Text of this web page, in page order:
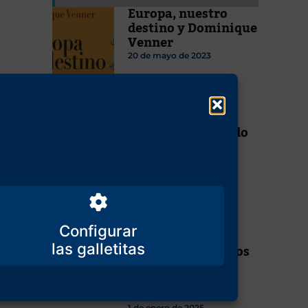
Configurar
Europa, nuestro
destino y Dominique
Venner
20 de mayo de 2023
Ya ha llegado, ya
está aquí el partido
Con Milei se
disparan en
Argentina todos los
índices de
económico